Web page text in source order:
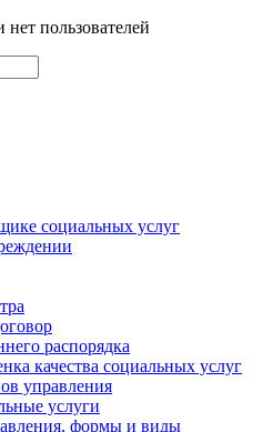
нет пользователей
социальных услуг
распорядка
качества социальных услуг
управления
услуги
формы и виды